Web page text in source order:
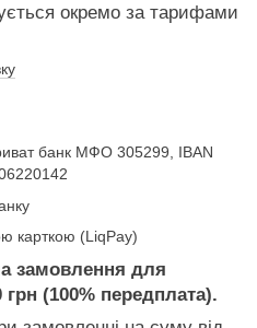
окремо за тарифами
банк МФО 305299, IBAN
карткою (LiqPay)
замовлення для
(100% передплата).